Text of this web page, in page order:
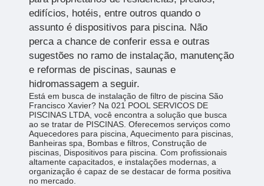
edifícios, hotéis, entre outros quando o
assunto é dispositivos para piscina. Não
perca a chance de conferir essa e outras
sugestões no ramo de instalação, manutenção
e reformas de piscinas, saunas e
hidromassagem a seguir.
Está em busca de instalação de filtro de piscina São
Francisco Xavier? Na 021 POOL SERVICOS DE
PISCINAS LTDA, você encontra a solução que busca
ao se tratar de PISCINAS. Oferecemos serviços como
Aquecedores para piscina, Aquecimento para piscinas,
Banheiras spa, Bombas e filtros, Construção de
piscinas, Dispositivos para piscina. Com profissionais
altamente capacitados, e instalações modernas, a
organização é capaz de se destacar de forma positiva
no mercado.